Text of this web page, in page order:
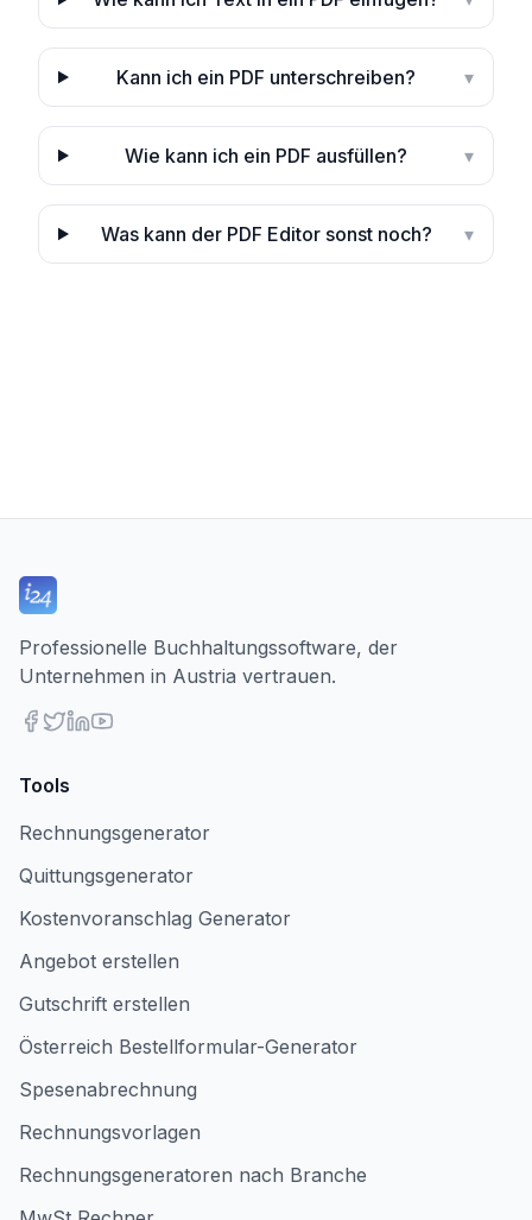
Kann ich ein PDF unterschreiben? ▾
Wie kann ich ein PDF ausfüllen? ▾
Was kann der PDF Editor sonst noch? ▾
Professionelle Buchhaltungssoftware, der
Unternehmen in Austria vertrauen.
Tools
Rechnungsgenerator
Quittungsgenerator
Kostenvoranschlag Generator
Angebot erstellen
Gutschrift erstellen
Österreich Bestellformular-Generator
Spesenabrechnung
Rechnungsvorlagen
Rechnungsgeneratoren nach Branche